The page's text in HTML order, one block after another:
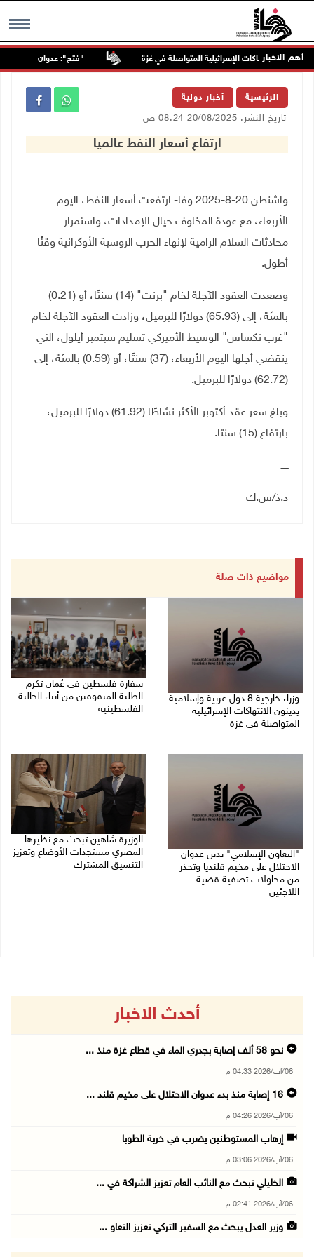
MENU أهم الاخبار "فتح": عدوان الاحتلال على
الرئيسية أخبار دولية
تاريخ النشر: 20/08/2025 08:24 ص
ارتفاع أسعار النفط عالميا
واشنطن 20-8-2025 وفا- ارتفعت أسعار النفط، اليوم
الأربعاء، مع عودة المخاوف حيال الإمدادات، واستمرار
محادثات السلام الرامية لإنهاء الحرب الروسية الأوكرانية وقتًا
أطول.
وصعدت العقود الآجلة لخام "برنت" (14) سنتًا، أو (0.21)
بالمئة، إلى (65.93) دولارًا للبرميل، وزادت العقود الآجلة لخام
"غرب تكساس" الوسيط الأميركي تسليم سبتمبر أيلول، التي
ينقضي أجلها اليوم الأربعاء، (37) سنتًا، أو (0.59) بالمئة، إلى
(62.72) دولارًا للبرميل.
وبلغ سعر عقد أكتوبر الأكثر نشاطًا (61.92) دولارًا للبرميل،
بارتفاع (15) سنتا.
ـــــ
د.ذ/س.ك
مواضيع ذات صلة
وزراء خارجية 8 دول عربية وإسلامية
يدينون الانتهاكات الإسرائيلية
المتواصلة في غزة
سفارة فلسطين في عُمان تكرم
الطلبة المتفوقين من أبناء الجالية
الفلسطينية
"التعاون الإسلامي" تدين عدوان
الاحتلال على مخيم قلنديا وتحذر
من محاولات تصفية قضية
اللاجئين
الوزيرة شاهين تبحث مع نظيرها
المصري مستجدات الأوضاع وتعزيز
التنسيق المشترك
أحدث الاخبار
نحو 58 ألف إصابة بجدري الماء في قطاع غزة منذ ...
06/آب/2026 04:33 م
16 إصابة منذ بدء عدوان الاحتلال على مخيم قلند ...
06/آب/2026 04:26 م
إرهاب المستوطنين يضرب في خربة الطوبا
06/آب/2026 03:06 م
الخليلي تبحث مع النائب العام تعزيز الشراكة في ...
06/آب/2026 02:41 م
وزير العدل يبحث مع السفير التركي تعزيز التعاو ...